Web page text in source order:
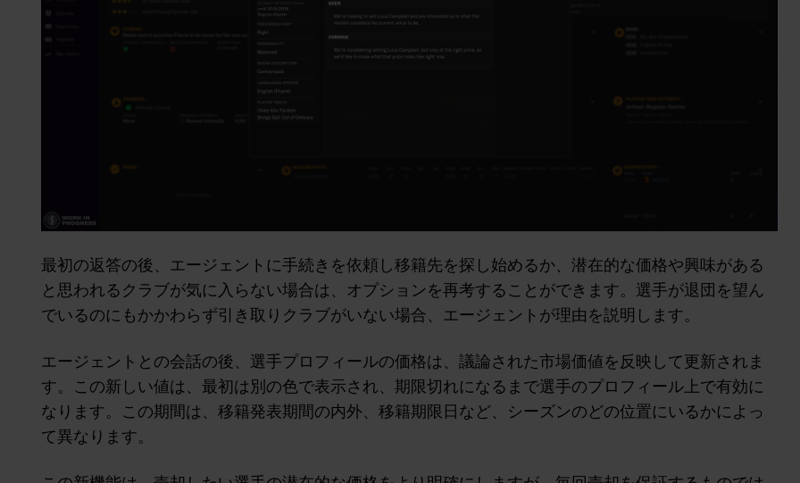
最初の返答の後、エージェントに手続きを依頼し移籍先を探し始めるか、潜在的な価格や興味がある
と思われるクラブが気に入らない場合は、オプションを再考することができます。選手が退団を望ん
でいるのにもかかわらず引き取りクラブがいない場合、エージェントが理由を説明します。
エージェントとの会話の後、選手プロフィールの価格は、議論された市場価値を反映して更新されま
す。この新しい値は、最初は別の色で表示され、期限切れになるまで選手のプロフィール上で有効に
なります。この期間は、移籍発表期間の内外、移籍期限日など、シーズンのどの位置にいるかによっ
て異なります。